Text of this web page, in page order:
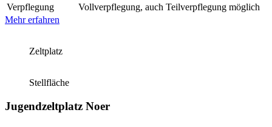
Verpflegung
Vollverpflegung, auch Teilverpflegung möglich
Mehr erfahren
Zeltplatz
Stellfläche
Jugendzeltplatz Noer